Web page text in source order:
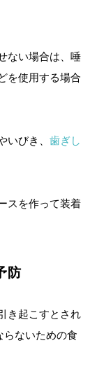
ない場合は、唾
を使用する場合
いびき、 歯ぎし
スを作って装着
防
き起こすとされ
らないための食